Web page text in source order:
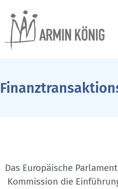
Das Europäische
Kommission die